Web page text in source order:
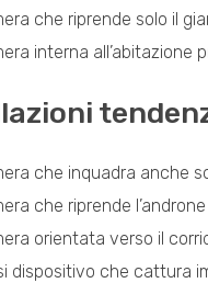
che riprende solo il
interna all’abitazione
che inquadra anche
che riprende
orientata verso il
dispositivo che cattura